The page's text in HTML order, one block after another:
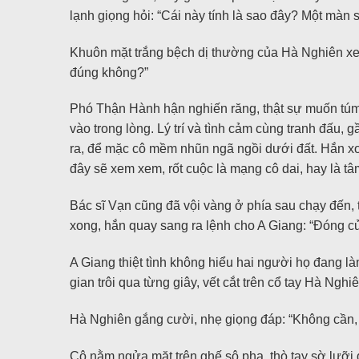
lạnh giọng hỏi: “Cái này tính là sao đây? Một
Khuôn mặt trắng bệch dị thường của Hà Nghiên
đúng không?”
Phó Thận Hành hận nghiến răng, thật sự muốn
vào trong lòng. Lý trí và tình cảm cùng tranh đấu,
ra, để mặc cô mềm nhũn ngã ngồi dưới đất. Hắn
đây sẽ xem xem, rốt cuộc là mạng cô dai, hay là
Bác sĩ Vạn cũng đã vội vàng ở phía sau chạy
xong, hắn quay sang ra lệnh cho A Giang: “Đóng
A Giang thiệt tình không hiểu hai người họ đang
gian trôi qua từng giây, vết cắt trên cổ tay Hà
Hà Nghiên gắng cười, nhẹ giọng đáp: “Không cần,
Cô nằm ngửa mặt trên ghế sô pha, thò tay sờ